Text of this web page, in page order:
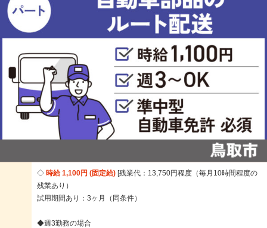
時給 1,100円 (固定給) 残業代：13,750円程度（毎月10時間程度の
残業あり）
試用期間あり：3ヶ月（同条件）
◆週3勤務の場合